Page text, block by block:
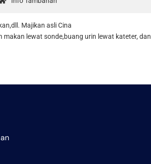
Majikan asli Cina
lewat sonde,buang urin lewat kateter, dan